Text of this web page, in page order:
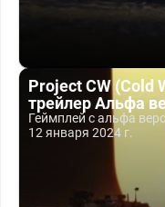
Project CW (Cold
трейлер Альфа
Геймплей с альфа
12 января 2024 г.